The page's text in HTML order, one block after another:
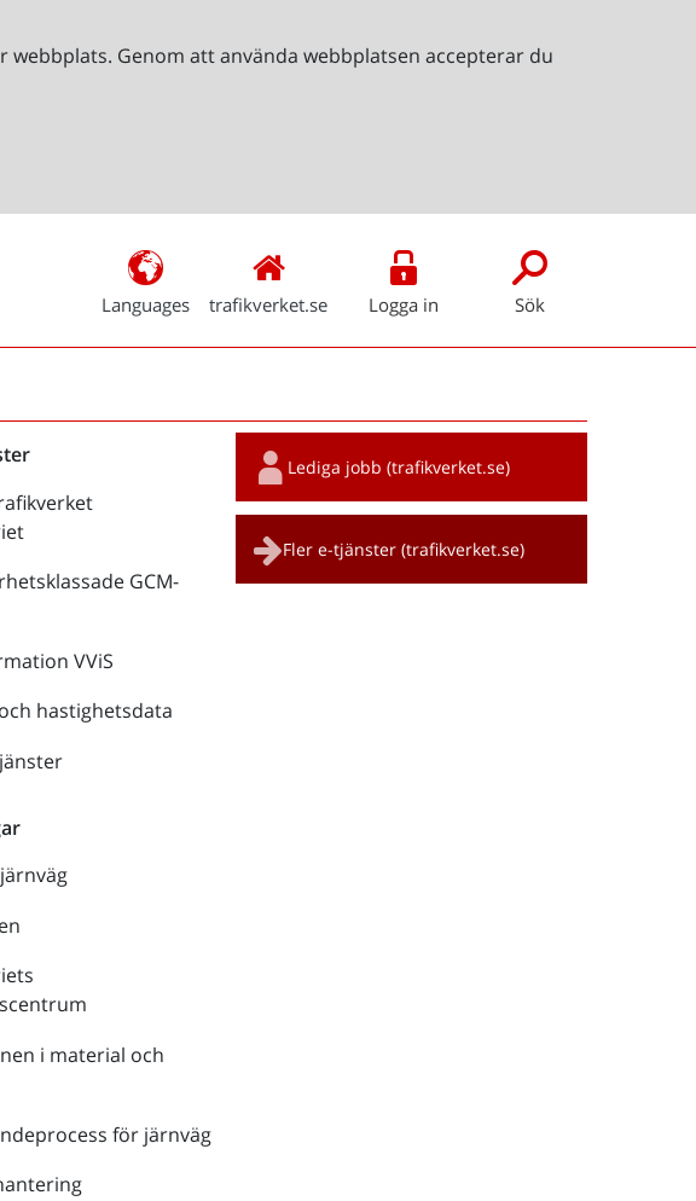
Genom att använda webbplatsen accepterar du
Languages trafikverket.se Logga in Sök
GCM-
VViS
hastighetsdata
i material och
för järnväg
Snabblänkar
Lediga jobb (trafikverket.se)
Fler e-tjänster (trafikverket.se)